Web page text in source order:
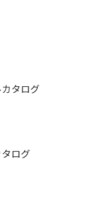
タログ
ログ